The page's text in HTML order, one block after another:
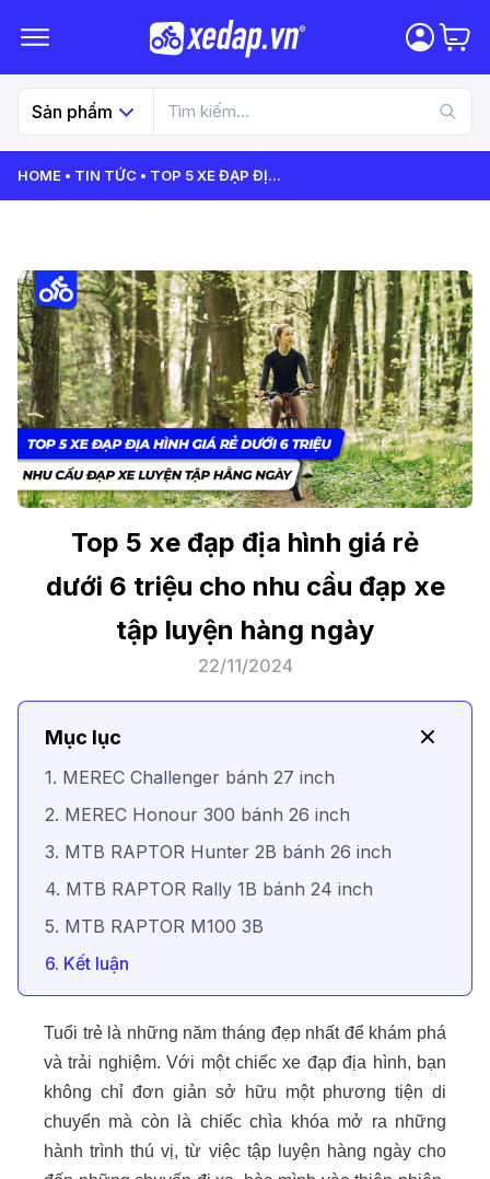
Sản phẩm
HOME TIN TỨC TOP 5 XE ĐẠP ĐỊ...
Top 5 xe đạp địa hình giá rẻ
dưới 6 triệu cho nhu cầu đạp xe
tập luyện hàng ngày
22/11/2024
Mục lục
1. MEREC Challenger bánh 27 inch
2. MEREC Honour 300 bánh 26 inch
3. MTB RAPTOR Hunter 2B bánh 26 inch
4. MTB RAPTOR Rally 1B bánh 24 inch
5. MTB RAPTOR M100 3B
6. Kết luận
Tuổi trẻ là những năm tháng đẹp nhất để khám phá
và trải nghiệm. Với một chiếc xe đạp địa hình, bạn
không chỉ đơn giản sở hữu một phương tiện di
chuyển mà còn là chiếc chìa khóa mở ra những
hành trình thú vị, từ việc tập luyện hàng ngày cho